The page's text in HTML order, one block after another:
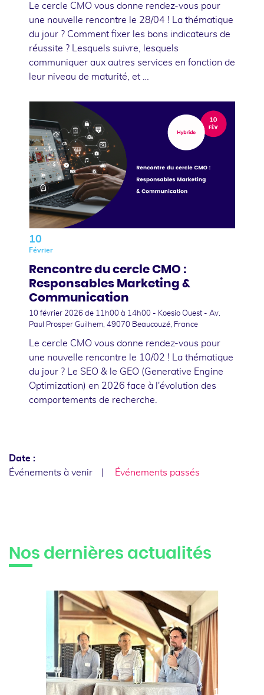
Le cercle CMO vous donne rendez-vous pour
une nouvelle rencontre le 28/04 ! La thématique
du jour ? Comment fixer les bons indicateurs de
réussite ? Lesquels suivre, lesquels
communiquer aux autres services en fonction de
leur niveau de maturité, et …
10
Février
Rencontre du cercle CMO :
Responsables Marketing &
Communication
10 février 2026 de 11h00 à 14h00 - Koesio Ouest - Av.
Paul Prosper Guilhem, 49070 Beaucouzé, France
Le cercle CMO vous donne rendez-vous pour
une nouvelle rencontre le 10/02 ! La thématique
du jour ? Le SEO & le GEO (Generative Engine
Optimization) en 2026 face à l'évolution des
comportements de recherche.
Date :
Événements à venir
Événements passés
Nos dernières actualités
10